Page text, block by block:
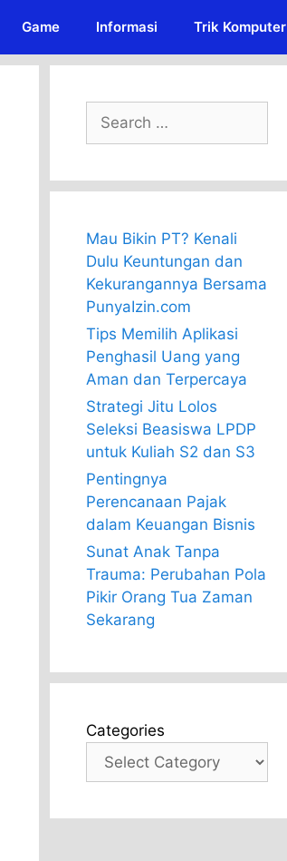
Game Informasi Trik Komputer
Search
for:
Mau Bikin PT? Kenali
Dulu Keuntungan dan
Kekurangannya Bersama
PunyaIzin.com
Tips Memilih Aplikasi
Penghasil Uang yang
Aman dan Terpercaya
Strategi Jitu Lolos
Seleksi Beasiswa LPDP
untuk Kuliah S2 dan S3
Pentingnya
Perencanaan Pajak
dalam Keuangan Bisnis
Sunat Anak Tanpa
Trauma: Perubahan Pola
Pikir Orang Tua Zaman
Sekarang
Categories